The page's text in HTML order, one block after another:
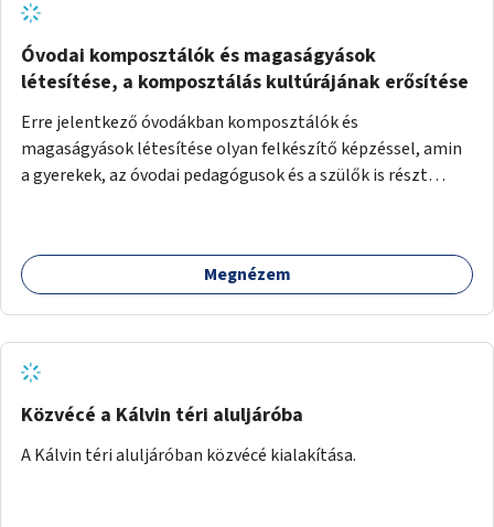
Óvodai komposztálók és magaságyások
létesítése, a komposztálás kultúrájának erősítése
Erre jelentkező óvodákban komposztálók és
magaságyások létesítése olyan felkészítő képzéssel, amin
a gyerekek, az óvodai pedagógusok és a szülők is részt
Megnézem
Közvécé a Kálvin téri aluljáróba
A Kálvin téri aluljáróban közvécé kialakítása.